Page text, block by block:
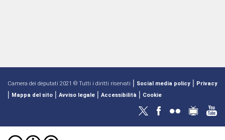
Camera dei deputati 2021 © Tutti i diritti riservati | Social media policy | Privacy
| Mappa del sito | Avviso legale | Accessibilità | Cookie